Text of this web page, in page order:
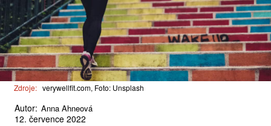
Zdroje: verywellfit.com, Foto: Unsplash
Autor: Anna Ahneová
12. července 2022